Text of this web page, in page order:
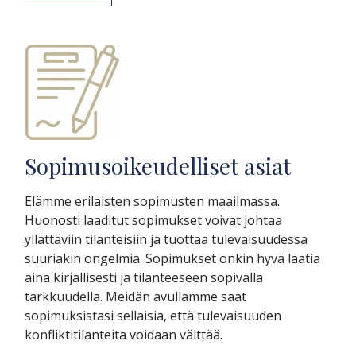
Sopimusoikeudelliset asiat
Elämme erilaisten sopimusten maailmassa.
Huonosti laaditut sopimukset voivat johtaa
yllättäviin tilanteisiin ja tuottaa tulevaisuudessa
suuriakin ongelmia. Sopimukset onkin hyvä laatia
aina kirjallisesti ja tilanteeseen sopivalla
tarkkuudella. Meidän avullamme saat
sopimuksistasi sellaisia, että tulevaisuuden
konfliktitilanteita voidaan välttää.